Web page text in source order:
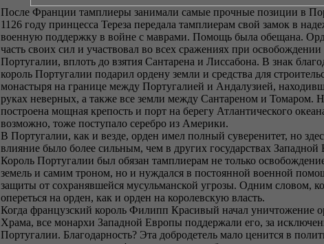
После Франции тамплиеры занимали самые прочные позиции в
1126 году принцесса Тереза передала тамплиерам свой замок в
военную поддержку в войне с маврами. Помощь была обещана.
часть своих сил и участвовал во всех сражениях при освобождении
Португалии, вплоть до взятия Сантарена и Лиссабона. В знак
король Португалии подарил ордену земли и средства для
монастыря на границе между Португалией и Андалузией,
руках неверных, а также все земли между Сантареном и Томаром.
построена мощная крепость и порт на берегу Атлантического
возможно, тоже поступало серебро из Америки.
В Португалии, как и везде, орден имел полный суверенитет, но
влияние было более сильным, чем в других государствах
Король Португалии был обязан тамплиерам не только
земель и самим троном, но и нуждался в постоянной военной
защиты от сохранявшейся мусульманской угрозы. Одним словом,
опереться на орден, как и орден на королевскую власть.
Когда французский король Филипп Красивый начал уничтожение
Храма, все монархи Западной Европы поддержали его, за
Португалии. Благодарность? Эта добродетель мало ценится в